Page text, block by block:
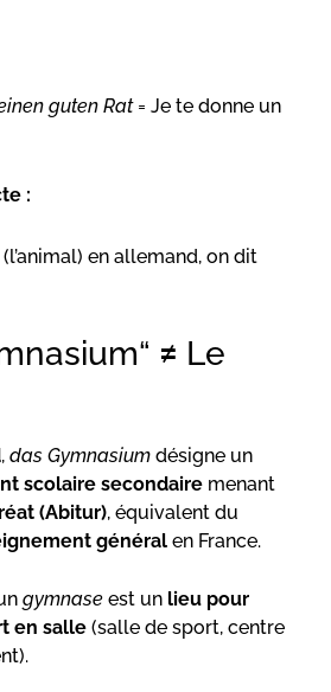
guten Rat= Je te donne un
:
(l’animal) en allemand, on dit
≠ Le
, das Gymnasium désigne un
scolaire secondaire menant
(Abitur), équivalent du
général en France.
gymnase est un lieu pour
en salle (salle de sport, centre